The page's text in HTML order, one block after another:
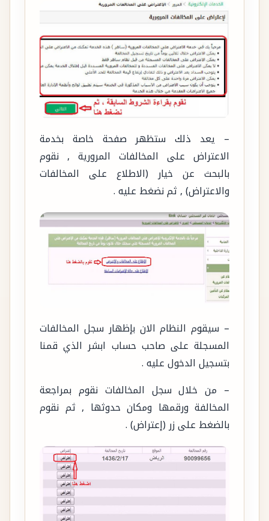
– يعد ذلك ستظهر صفحة خاصة بخدمة
الاعتراض على المخالفات المرورية , نقوم
بالبحث عن خيار (الاطلاع على المخالفات
والاعتراض) , ثم نضغط عليه .
– سيقوم النظام الان بإظهار سجل المخالفات
المسجلة على صاحب حساب ابشر الذي قمنا
بتسجيل الدخول عليه .
– من خلال سجل المخالفات نقوم بمراجعة
المخالفة ورقمها ومكان حدوثها , ثم نقوم
بالضغط على زر (إعتراض) .